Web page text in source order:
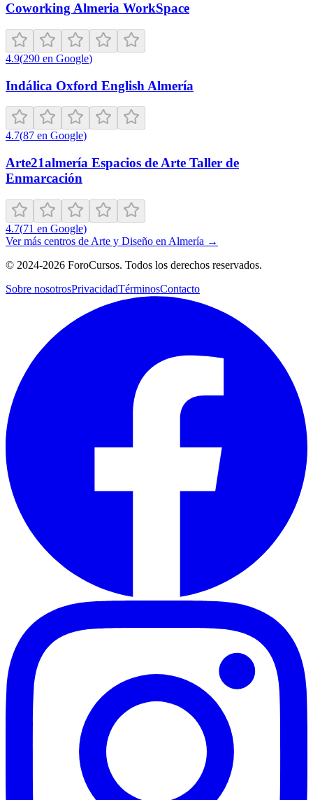
Coworking Almeria WorkSpace
4.9(290 en Google)
Indálica Oxford English Almería
4.7(87 en Google)
Arte21almería Espacios de Arte Taller de
Enmarcación
4.7(71 en Google)
Ver más centros de Arte y Diseño en Almería →
© 2024-2026 ForoCursos. Todos los derechos reservados.
Sobre nosotrosPrivacidadTérminosContacto